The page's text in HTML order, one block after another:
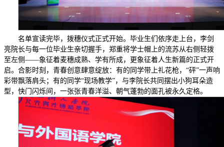
名单宣读完毕，拨穗仪式正式开始。毕业生们依序走上台，李剑
亮院长与每一位毕业生亲切握手，郑重将学士帽上的流苏从右侧轻拨
至左侧——象征着麦穗成熟、学有所成，更象征着人生新篇的正式开
启。合影时刻，青春创意肆意绽放：有的同学带上礼花枪，“砰”一声响
彩带飘落肩头；有的同学“现场教学”，与李院长共同摆出小狗耳朵造
型，快门闪烁间，一张张青春洋溢、朝气蓬勃的面孔被永久定格。